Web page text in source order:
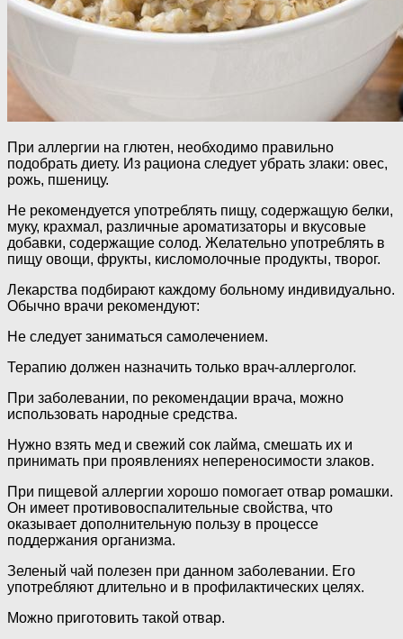
При аллергии на глютен, необходимо правильно
подобрать диету. Из рациона следует убрать злаки: овес,
рожь, пшеницу.
Не рекомендуется употреблять пищу, содержащую белки,
муку, крахмал, различные ароматизаторы и вкусовые
добавки, содержащие солод. Желательно употреблять в
пищу овощи, фрукты, кисломолочные продукты, творог.
Лекарства подбирают каждому больному индивидуально.
Обычно врачи рекомендуют:
Не следует заниматься самолечением.
Терапию должен назначить только врач-аллерголог.
При заболевании, по рекомендации врача, можно
использовать народные средства.
Нужно взять мед и свежий сок лайма, смешать их и
принимать при проявлениях непереносимости злаков.
При пищевой аллергии хорошо помогает отвар ромашки.
Он имеет противовоспалительные свойства, что
оказывает дополнительную пользу в процессе
поддержания организма.
Зеленый чай полезен при данном заболевании. Его
употребляют длительно и в профилактических целях.
Можно приготовить такой отвар.